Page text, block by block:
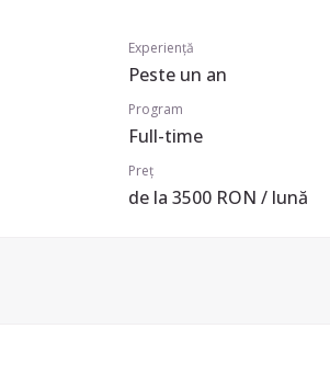
Experiență
Peste un an
Program
Full-time
Preț
de la 3500 RON / lună